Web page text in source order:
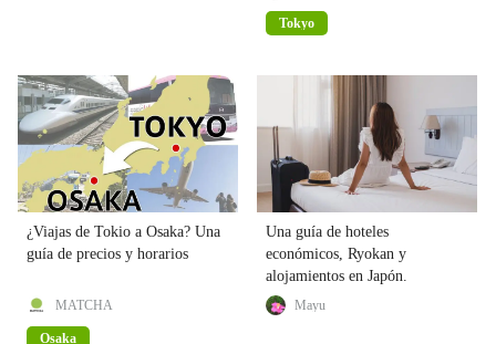
Tokyo
¿Viajas de Tokio a Osaka? Una
guía de precios y horarios
MATCHA
Osaka
Una guía de hoteles
económicos, Ryokan y
alojamientos en Japón.
Mayu